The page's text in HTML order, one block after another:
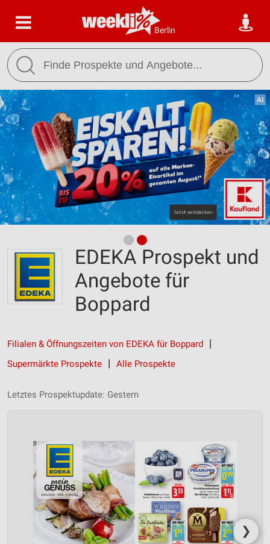
Berlin
EDEKA Prospekt und
Angebote für
Boppard
Filialen & Öffnungszeiten von EDEKA für Boppard
Supermärkte Prospekte
Alle Prospekte
Letztes Prospektupdate: Gestern
❯